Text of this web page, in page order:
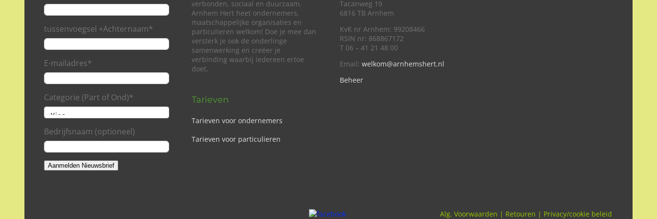
tussenvoegsel +Achternaam*
E-mailadres*
Categorie (Part of Ond)*
Bedrijfsnaam (optioneel)
Aanmelden Nieuwsbrief
verbonden, sociaal en duurzaam.
Arnhem Hert heet ondernemers,
maatschappelijke organisaties en
particulieren welkom! Doe je mee dan
versterk je ook de onderlinge
samenwerking en creëer je
verbinding waarbij iedereen ertoe
doet.
Tarieven
Tarieven voor ondernemers
Tarieven voor particulieren
Tacanweg 19
6816 TB Arnhem
KvK nr Arnhem: 99208466
RSIN nr: 868867172
T 06 – 41 21 48 00
Email:welkom@arnhemshert.nl
Beheer
Alg. Voorwaarden | Retouren | Privacy/cookie beleid